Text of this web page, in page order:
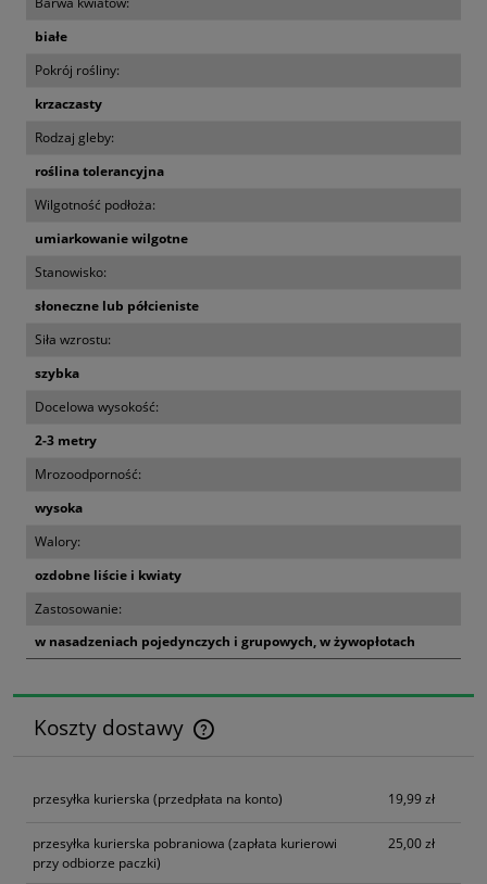
białe
Pokrój rośliny:
krzaczasty
Rodzaj gleby:
roślina tolerancyjna
Wilgotność podłoża:
umiarkowanie wilgotne
Stanowisko:
słoneczne lub półcieniste
Siła wzrostu:
szybka
Docelowa wysokość:
2-3 metry
Mrozoodporność:
wysoka
Walory:
ozdobne liście i kwiaty
Zastosowanie:
w nasadzeniach pojedynczych i grupowych, w żywopłotach
Koszty dostawy
Cena nie zawiera ewentualnych kosztów płatności
przesyłka kurierska (przedpłata na konto) 19,99 zł
przesyłka kurierska pobraniowa (zapłata kurierowi
przy odbiorze paczki)
25,00 zł